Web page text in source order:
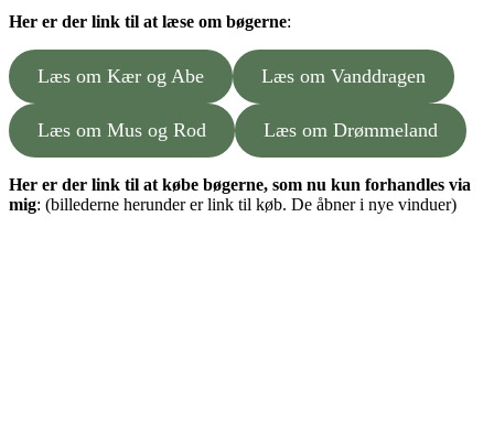
Her er der link til at læse om bøgerne:
Læs om Kær og Abe Læs om Vanddragen
Læs om Mus og Rod Læs om Drømmeland
Her er der link til at købe bøgerne, som nu kun forhandles via
mig: (billederne herunder er link til køb. De åbner i nye vinduer)